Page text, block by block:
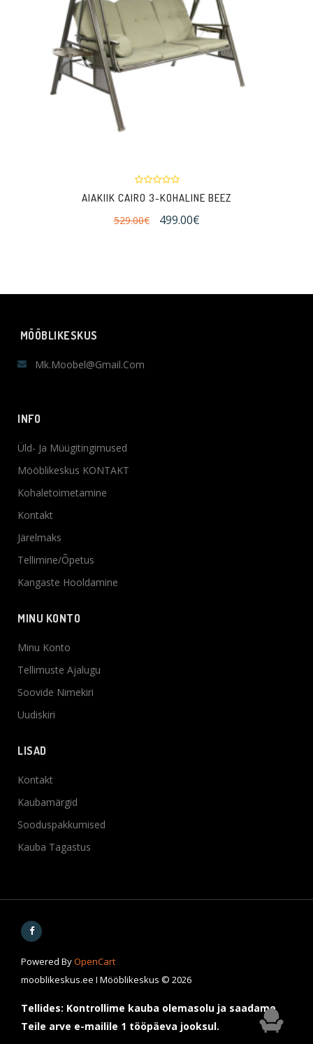
AIAKIIK CAIRO 3-KOHALINE BEEZ
529.00€
499.00€
MÖÖBLIKESKUS
Mk.moobel@gmail.com
INFO
Üld- Ja Müügitingimused
Mööblikeskus KONTAKT
Kohaletoimetamine
Kontakt
Järelmaks
Tellimine/Õpetus
Kangaste Hooldamine
MINU KONTO
Minu Konto
Tellimuste Ajalugu
Soovide Nimekiri
Uudiskiri
LISAD
Kontakt
Kaubamärgid
Sooduspakkumised
Kauba Tagastus
Powered ByOpenCart
mooblikeskus.ee I Mööblikeskus © 2026
Tellides: Kontrollime kauba olemasolu ja saadame
Teile arve e-mailile 1 tööpäeva jooksul.